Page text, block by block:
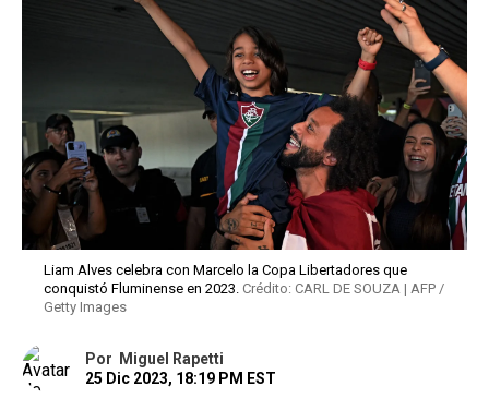
Liam Alves celebra con Marcelo la Copa Libertadores que
conquistó Fluminense en 2023. Crédito: CARL DE SOUZA | AFP /
Getty Images
Por
Miguel Rapetti
25 Dic 2023, 18:19 PM EST